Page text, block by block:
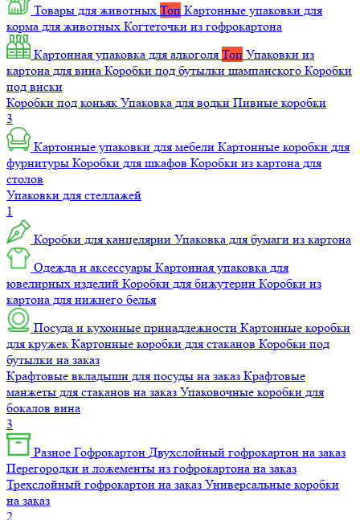
Товары для животных Топ Картонные упаковки для
корма для животных Когтеточки из гофрокартона
Картонная упаковка для алкоголя Топ Упаковки из
картона для вина Коробки под бутылки шампанского Коробки
под виски
Коробки под коньяк Упаковка для водки Пивные коробки
3
Картонные упаковки для мебели Картонные коробки для
фурнитуры Коробки для шкафов Коробки из картона для
столов
Упаковки для стеллажей
1
Коробки для канцелярии Упаковка для бумаги из картона
Одежда и аксессуары Картонная упаковка для
ювелирных изделий Коробки для бижутерии Коробки из
картона для нижнего белья
Посуда и кухонные принадлежности Картонные коробки
для кружек Картонные коробки для стаканов Коробки под
бутылки на заказ
Крафтовые вкладыши для посуды на заказ Крафтовые
манжеты для стаканов на заказ Упаковочные коробки для
бокалов вина
3
Разное Гофрокартон Двухслойный гофрокартон на заказ
Перегородки и ложементы из гофрокартона на заказ
Трехслойный гофрокартон на заказ Универсальные коробки
на заказ
2